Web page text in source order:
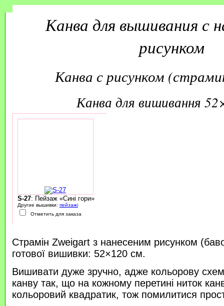
Канва для вышивания с
рисунком
Канва с рисунком
канва для вишивання
S-27: Пейзаж «Сині гори»
Другие вышивки: пейзажі
Отметить для заказа
Страмін Zweigart з нанесеним рисунком
готової вишивки: 52×120 см.
Вишивати дуже зручно, адже кольорову
канву так, що на кожному перетині ниток
кольоровий квадратик, тож помилитися